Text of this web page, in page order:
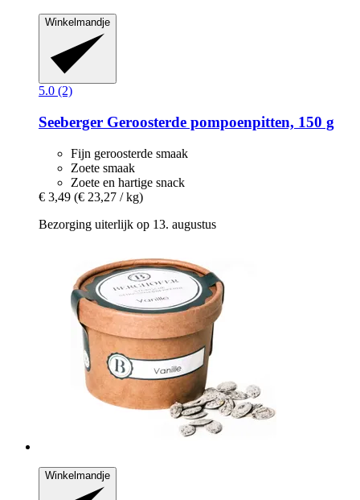
Winkelmandje
5.0 (2)
Seeberger Geroosterde pompoenpitten, 150 g
Fijn geroosterde smaak
Zoete smaak
Zoete en hartige snack
€ 3,49 (€ 23,27 / kg)
Bezorging uiterlijk op 13. augustus
Winkelmandje